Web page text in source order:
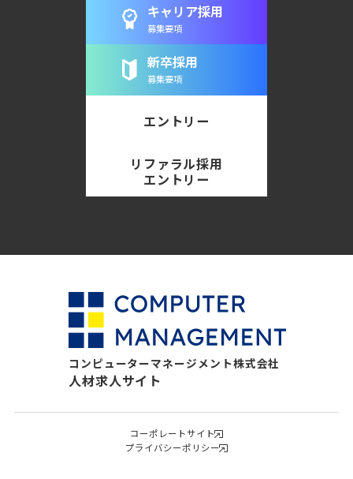
キャリア採用
募集要項
新卒採用
募集要項
エントリー
リファラル採用
エントリー
コンピューターマネージメント株式会社
人材求人サイト
コーポレートサイト
プライバシーポリシー